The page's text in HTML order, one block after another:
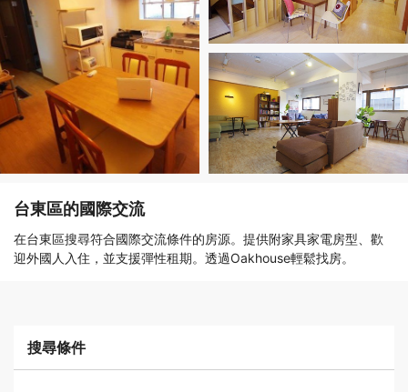
台東區的國際交流
在台東區搜尋符合國際交流條件的房源。提供附家具家電房型、歡
迎外國人入住，並支援彈性租期。透過Oakhouse輕鬆找房。
搜尋條件